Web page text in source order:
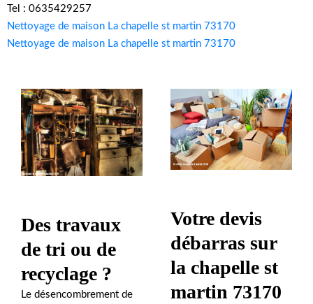
Tel : 0635429257
Nettoyage de maison La chapelle st martin 73170
Nettoyage de maison La chapelle st martin 73170
Des travaux
de tri ou de
recyclage ?
Le désencombrement de
Votre devis
débarras sur
la chapelle st
martin 73170